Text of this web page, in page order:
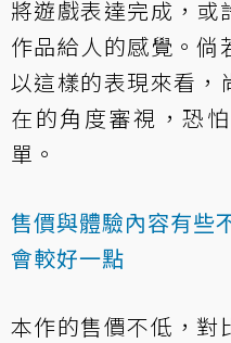
將遊戲表達完成，或
作品給人的感覺。倘
以這樣的表現來看，
在的角度審視，恐
單。
售價與體驗內容有些
會較好一點
本作的售價不低，對